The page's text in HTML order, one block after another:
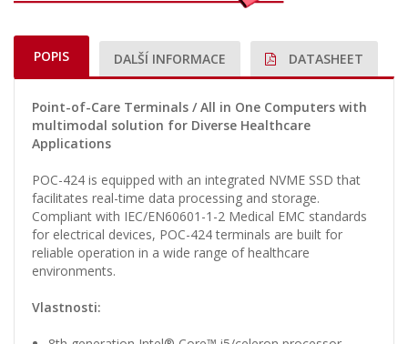
POPIS DALŠÍ INFORMACE DATASHEET
Point-of-Care Terminals / All in One Computers with
multimodal solution for Diverse Healthcare
Applications
POC-424 is equipped with an integrated NVME SSD that
facilitates real-time data processing and storage.
Compliant with IEC/EN60601-1-2 Medical EMC standards
for electrical devices, POC-424 terminals are built for
reliable operation in a wide range of healthcare
environments.
Vlastnosti: